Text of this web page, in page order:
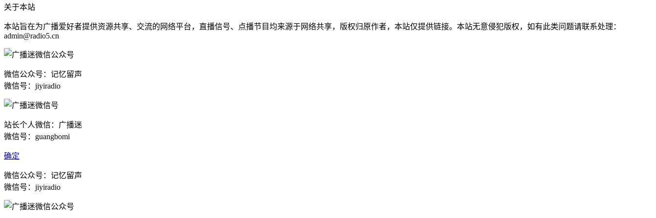
关于本站
本站旨在为广播爱好者提供资源共享、交流的网络平台，直播信号、点播节目均来源于网络共享，版权归原作者，本站仅提供链接。本站无意侵犯版权，如有此类问题请联系处理：
admin@radio5.cn
微信公众号：记忆留声
微信号：jiyiradio
站长个人微信：广播迷
微信号：guangbomi
确定
微信公众号：记忆留声
微信号：jiyiradio